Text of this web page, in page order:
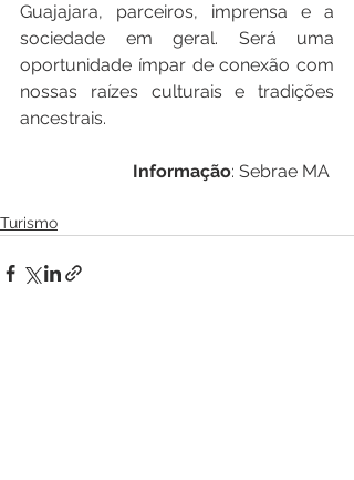
Guajajara, parceiros, imprensa e a
sociedade em geral. Será uma
oportunidade ímpar de conexão com
nossas raízes culturais e tradições
ancestrais.
Informação: Sebrae MA
Turismo